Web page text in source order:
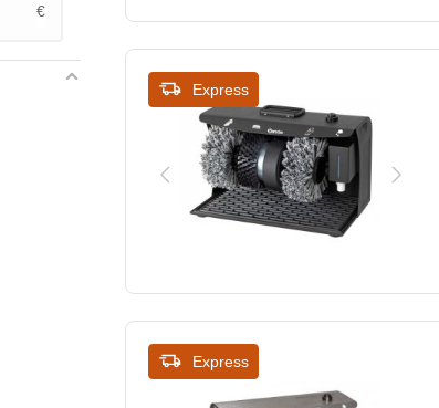
€
Express
Express